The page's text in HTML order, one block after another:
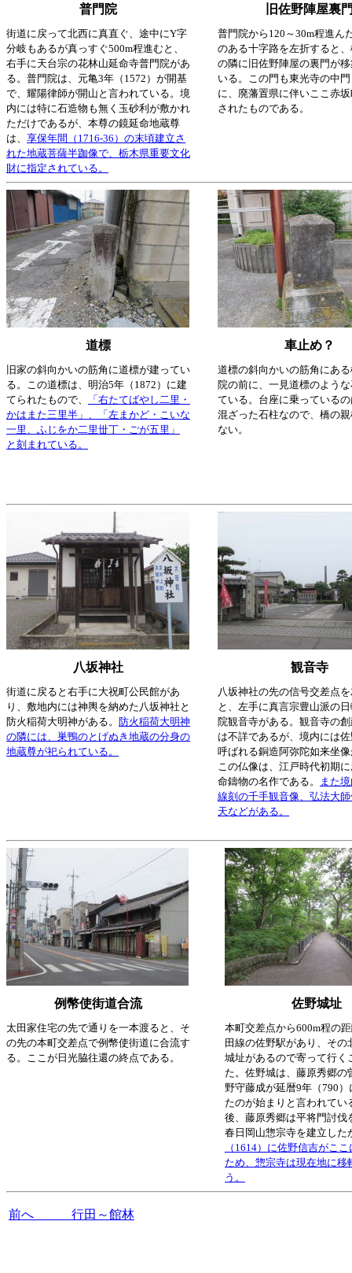
普門院 旧佐野陣屋裏
街道に戻って北西に真直ぐ、途中にY字
分岐もあるが真っすぐ500m程進むと、
右手に天台宗の花林山延命寺普門院があ
る。普門院は、元亀3年（1572）が開基
で、耀陽律師が開山と言われている。境
内には特に石造物も無く玉砂利が敷かれ
ただけであるが、本尊の鏡延命地蔵尊
は、 享保年間（1716-36）の末頃建立さ
れた地蔵菩薩半跏像で、栃木県重要文化
財に指定されている。
普門院から120～30m程進ん
のある十字路を左折すると
の隣に旧佐野陣屋の裏門が
いる。この門も東光寺の中
に、廃藩置県に伴いここ赤
されたものである。
道標 車止め？
旧家の斜向かいの筋角に道標が建ってい
る。この道標は、明治5年（1872）に建
てられたもので、
「右たてばやし二里・
かはまた三里半」、「左まかど・こいな
一里、ふじをか二里丗丁・ごが五里」
と刻まれている。
道標の斜向かいの筋角にあ
院の前に、一見道標のよう
ている。台座に乗っている
混ざった石柱なので、橋の
ない。
八坂神社 観音寺
街道に戻ると右手に大祝町公民館があ
り、敷地内には神輿を納めた八坂神社と
防火稲荷大明神がある。 防火稲荷大明神
の隣には、巣鴨のとげぬき地蔵の分身の
地蔵尊が祀られている。
八坂神社の先の信号交差点
と、左手に真言宗豊山派の
院観音寺がある。観音寺の
は不詳であるが、境内には
呼ばれる銅造阿弥陀如来坐
この仏像は、江戸時代初期
命鑄物の名作である。
また
線刻の千手観音像、弘法大
天などがある。
例幣使街道合流 佐野城址
太田家住宅の先で通りを一本渡ると、そ
の先の本町交差点で例幣使街道に合流す
る。ここが日光脇往還の終点である。
本町交差点から600m程の
田線の佐野駅があり、その
城址があるので寄って行く
た。佐野城は、藤原秀郷の
野守藤成が延暦9年（790）
たのが始まりと言われてい
後、藤原秀郷は平将門討伐
春日岡山惣宗寺を建立した
（1614）に佐野信吉がこ
ため、惣宗寺は現在地に移
う。
前へ 行田～館林